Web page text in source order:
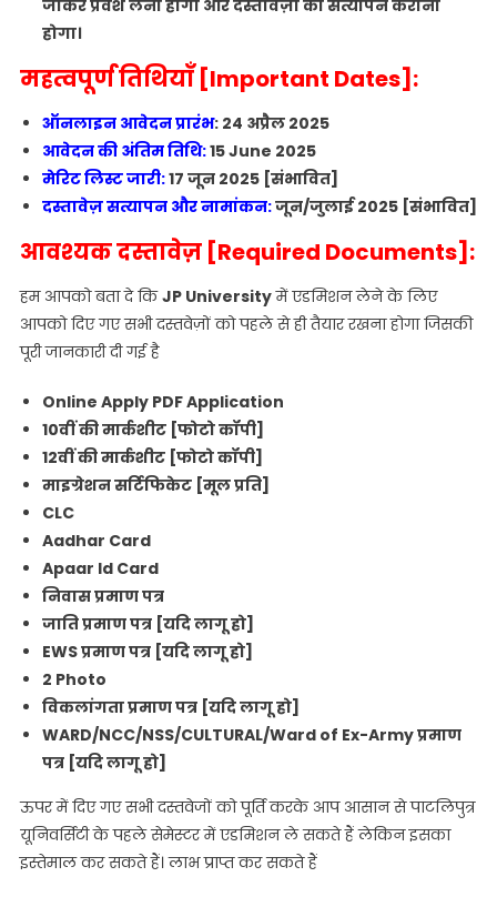
जाकर प्रवेश लेना होगा और दस्तावेज़ों का सत्यापन कराना
होगा।
महत्वपूर्ण तिथियाँ [Important Dates]:
ऑनलाइन आवेदन प्रारंभ: 24 अप्रैल 2025
आवेदन की अंतिम तिथि:15 June 2025
मेरिट लिस्ट जारी:17 जून 2025 [संभावित]
दस्तावेज़ सत्यापन और नामांकन:जून/जुलाई 2025 [संभावित]
आवश्यक दस्तावेज़ [Required Documents]:
हम आपको बता दे किJP Universityमें एडमिशन लेने के लिए
आपको दिए गए सभी दस्तवेज़ों को पहले से ही तैयार रखना होगा जिसकी
पूरी जानकारी दी गई है
Online Apply PDF Application
10वीं की मार्कशीट [फोटो कॉपी]
12वीं की मार्कशीट [फोटो कॉपी]
माइग्रेशन सर्टिफिकेट [मूल प्रति]
CLC
Aadhar Card
Apaar Id Card
निवास प्रमाण पत्र
जाति प्रमाण पत्र [यदि लागू हो]
EWS प्रमाण पत्र [यदि लागू हो]
2 Photo
विकलांगता प्रमाण पत्र [यदि लागू हो]
WARD/NCC/NSS/CULTURAL/Ward of Ex-Army प्रमाण
पत्र [यदि लागू हो]
ऊपर में दिए गए सभी दस्तवेजों को पूर्ति करके आप आसान से पाटलिपुत्र
यूनिवर्सिटी के पहले सेमेस्टर में एडमिशन ले सकते हैं लेकिन इसका
इस्तेमाल कर सकते हैं। लाभ प्राप्त कर सकते हैं